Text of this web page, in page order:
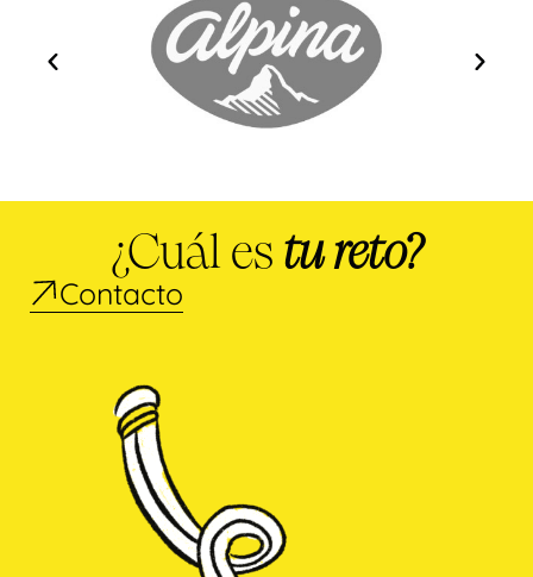
¿Cuál es tu reto?
Contacto